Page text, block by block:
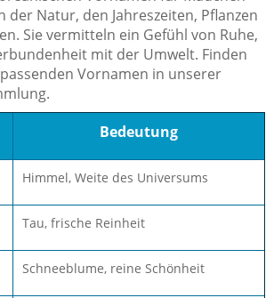
Natur, den Jahreszeiten, Pflanzen
Sie vermitteln ein Gefühl von Ruhe,
mit der Umwelt. Finden
Vornamen in unserer
Bedeutung
Himmel, Weite des Universums
Tau, frische Reinheit
Schneeblume, reine Schönheit